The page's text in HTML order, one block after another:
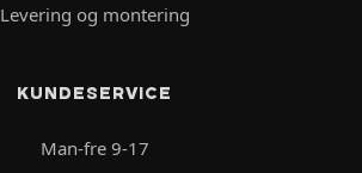
Levering og montering
KUNDESERVICE
Man-fre 9-17